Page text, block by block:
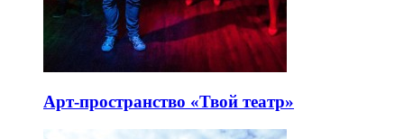
Арт-пространство «Твой театр»